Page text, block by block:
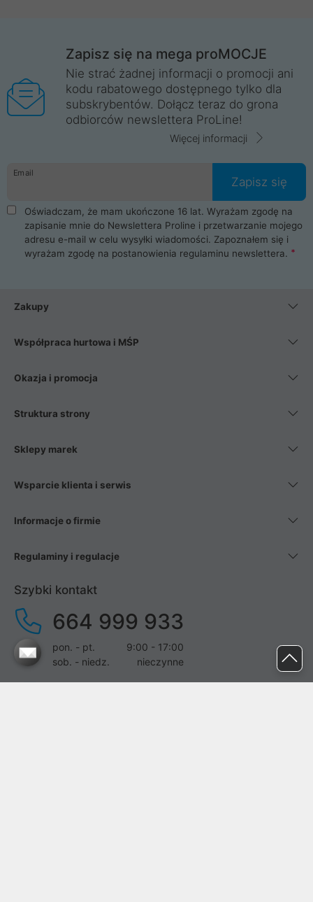
Zapisz się na mega proMOCJE
Nie strać żadnej informacji o promocji ani
kodu rabatowego dostępnego tylko dla
subskrybentów. Dołącz teraz do grona
odbiorców newslettera ProLine!
Więcej informacji
Email
Zapisz się
Oświadczam, że mam ukończone 16 lat. Wyrażam zgodę na
zapisanie mnie do Newslettera Proline i przetwarzanie mojego
adresu e-mail w celu wysyłki wiadomości. Zapoznałem się i
wyrażam zgodę na postanowienia regulaminu newslettera.
Zakupy
Współpraca hurtowa i MŚP
Okazja i promocja
Struktura strony
Sklepy marek
Wsparcie klienta i serwis
Informacje o firmie
Regulaminy i regulacje
Szybki kontakt
664 999 933
pon. - pt.
9:00 - 17:00
sob. - niedz.
nieczynne